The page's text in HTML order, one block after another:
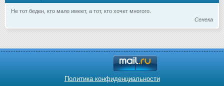
Не тот беден, кто мало имеет, а тот, кто хочет многого.
Сенека
Политика конфиденциальности